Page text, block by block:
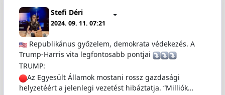
Stefi Déri
2024. 09. 11. 07:21
Republikánus győzelem, demokrata védekezés. A
Trump-Harris vita legfontosabb pontjai
TRUMP:
Az Egyesült Államok mostani rossz gazdasági
helyzetéért a jelenlegi vezetést hibáztatja. “Milliók…